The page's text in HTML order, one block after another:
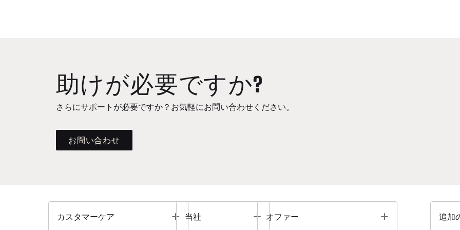
助けが必要ですか?
さらにサポートが必要ですか？お気軽にお問い合わせください。
お問い合わせ
カスタマーケア Toggle
当社 Toggle
オファー Toggle 追加